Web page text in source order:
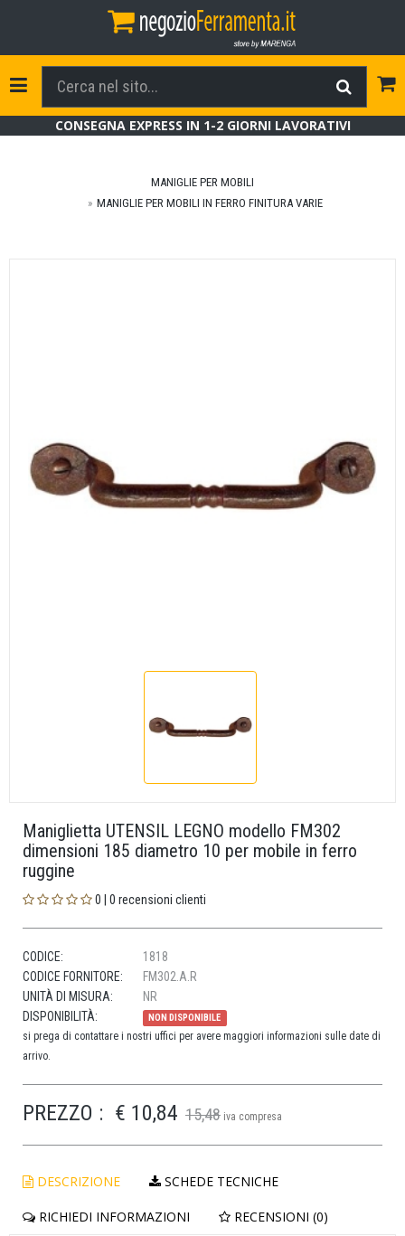
Toggle Navigation
CONSEGNA EXPRESS IN 1-2 GIORNI LAVORATIVI
MANIGLIE PER MOBILI
MANIGLIE PER MOBILI IN FERRO FINITURA VARIE
Maniglietta UTENSIL LEGNO modello FM302
dimensioni 185 diametro 10 per mobile in ferro
ruggine
0 | 0 recensioni clienti
CODICE:
1818
CODICE FORNITORE:
FM302.A.R
UNITÀ DI MISURA:
NR
DISPONIBILITÀ:
NON DISPONIBILE
si prega di contattare i nostri uffici per avere maggiori informazioni sulle date di
arrivo.
PREZZO : € 10,84 15,48 iva compresa
DESCRIZIONE SCHEDE TECNICHE
RICHIEDI INFORMAZIONI RECENSIONI (0)